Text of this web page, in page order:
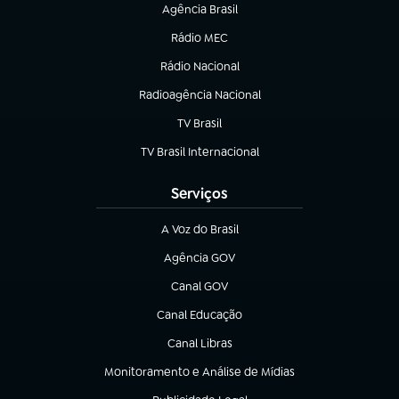
Agência Brasil
(abre em nova aba)
Rádio MEC
(abre em nova aba)
Rádio Nacional
Radioagência Nacional
(abre em nova aba)
TV Brasil
(abre em nova aba)
TV Brasil Internacional
(abre em nova aba)
Serviços
A Voz do Brasil
(abre em nova aba)
Agência GOV
(abre em nova aba)
Canal GOV
(abre em nova aba)
Canal Educação
(abre em nova aba)
Canal Libras
(abre em nova aba)
Monitoramento e Análise de Mídias
(abre em nova aba)